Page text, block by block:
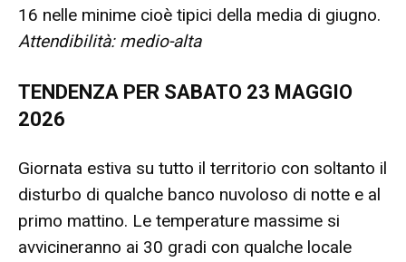
16 nelle minime cioè tipici della media di giugno.
Attendibilità: medio-alta
TENDENZA PER SABATO 23 MAGGIO
2026
Giornata estiva su tutto il territorio con soltanto il
disturbo di qualche banco nuvoloso di notte e al
primo mattino. Le temperature massime si
avvicineranno ai 30 gradi con qualche locale